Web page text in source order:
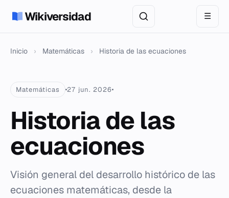
Wikiversidad ☰
Inicio › Matemáticas › Historia de las ecuaciones
Matemáticas 27 jun. 2026
Historia de las
ecuaciones
Visión general del desarrollo histórico de las
ecuaciones matemáticas, desde la